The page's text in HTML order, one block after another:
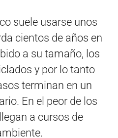
suele usarse unos
cientos de años en
a su tamaño, los
y por lo tanto
terminan en un
En el peor de los
a cursos de